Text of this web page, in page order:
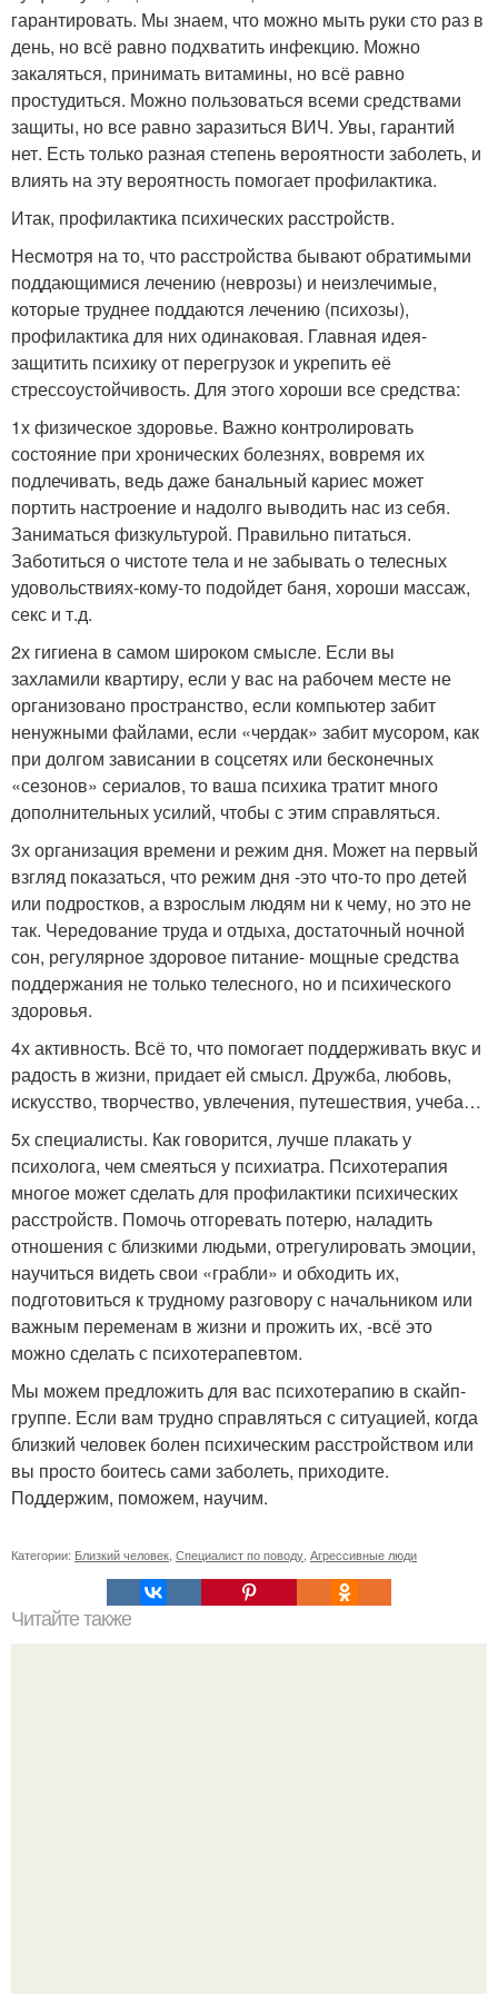
гарантировать. Мы знаем, что можно мыть руки сто раз в
день, но всё равно подхватить инфекцию. Можно
закаляться, принимать витамины, но всё равно
простудиться. Можно пользоваться всеми средствами
защиты, но все равно заразиться ВИЧ. Увы, гарантий
нет. Есть только разная степень вероятности заболеть, и
влиять на эту вероятность помогает профилактика.
Итак, профилактика психических расстройств.
Несмотря на то, что расстройства бывают обратимыми
поддающимися лечению (неврозы) и неизлечимые,
которые труднее поддаются лечению (психозы),
профилактика для них одинаковая. Главная идея-
защитить психику от перегрузок и укрепить её
стрессоустойчивость. Для этого хороши все средства:
1х физическое здоровье. Важно контролировать
состояние при хронических болезнях, вовремя их
подлечивать, ведь даже банальный кариес может
портить настроение и надолго выводить нас из себя.
Заниматься физкультурой. Правильно питаться.
Заботиться о чистоте тела и не забывать о телесных
удовольствиях-кому-то подойдет баня, хороши массаж,
секс и т.д.
2х гигиена в самом широком смысле. Если вы
захламили квартиру, если у вас на рабочем месте не
организовано пространство, если компьютер забит
ненужными файлами, если «чердак» забит мусором, как
при долгом зависании в соцсетях или бесконечных
«сезонов» сериалов, то ваша психика тратит много
дополнительных усилий, чтобы с этим справляться.
3х организация времени и режим дня. Может на первый
взгляд показаться, что режим дня -это что-то про детей
или подростков, а взрослым людям ни к чему, но это не
так. Чередование труда и отдыха, достаточный ночной
сон, регулярное здоровое питание- мощные средства
поддержания не только телесного, но и психического
здоровья.
4х активность. Всё то, что помогает поддерживать вкус и
радость в жизни, придает ей смысл. Дружба, любовь,
искусство, творчество, увлечения, путешествия, учеба…
5х специалисты. Как говорится, лучше плакать у
психолога, чем смеяться у психиатра. Психотерапия
многое может сделать для профилактики психических
расстройств. Помочь отгоревать потерю, наладить
отношения с близкими людьми, отрегулировать эмоции,
научиться видеть свои «грабли» и обходить их,
подготовиться к трудному разговору с начальником или
важным переменам в жизни и прожить их, -всё это
можно сделать с психотерапевтом.
Мы можем предложить для вас психотерапию в скайп-
группе. Если вам трудно справляться с ситуацией, когда
близкий человек болен психическим расстройством или
вы просто боитесь сами заболеть, приходите.
Поддержим, поможем, научим.
Категории: Близкий человек Специалист по поводу Агрессивные люди
Читайте также